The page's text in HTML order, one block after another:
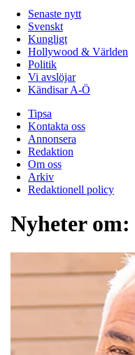
Senaste nytt
Svenskt
Kungligt
Hollywood & Världen
Politik
Vi avslöjar
Kändisar A-Ö
Tipsa
Kontakta oss
Annonsera
Redaktion
Om oss
Arkiv
Redaktionell policy
Nyheter om: